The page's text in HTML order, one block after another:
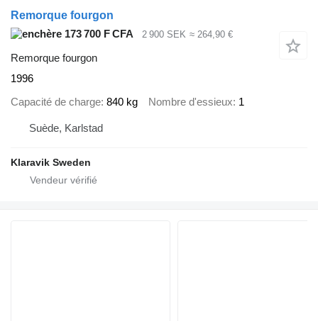
Remorque fourgon
173 700 F CFA
2 900 SEK ≈ 264,90 €
Remorque fourgon
1996
Capacité de charge 840 kg Nombre d'essieux 1
Suède, Karlstad
Klaravik Sweden